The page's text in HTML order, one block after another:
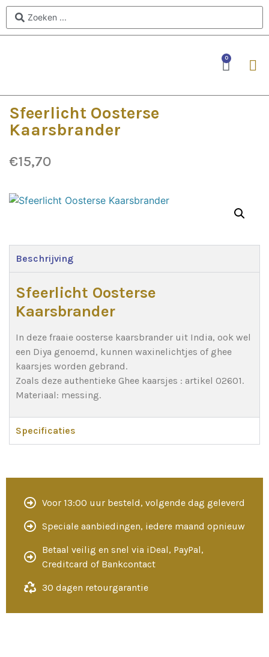
0
Sfeerlicht Oosterse
Kaarsbrander
€15,70
Beschrijving
Sfeerlicht Oosterse
Kaarsbrander
In deze fraaie oosterse kaarsbrander uit India, ook wel
een Diya genoemd, kunnen waxinelichtjes of ghee
kaarsjes worden gebrand.
Zoals deze authentieke Ghee kaarsjes : artikel 02601.
Materiaal: messing.
Specificaties
Voor 13:00 uur besteld, volgende dag geleverd
Speciale aanbiedingen, iedere maand opnieuw
Betaal veilig en snel via iDeal, PayPal,
Creditcard of Bankcontact
30 dagen retourgarantie